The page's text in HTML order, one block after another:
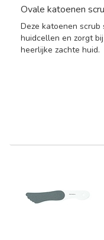
Ovale katoenen
Deze katoenen
huidcellen en zorgt
heerlijke zachte huid.